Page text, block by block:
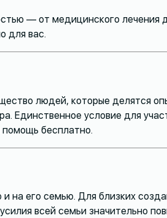
— от медицинского лечения
для вас.
людей, которые делятся
Единственное условие для
помощь бесплатно.
и на его семью. Для близких
всей семьи значительно